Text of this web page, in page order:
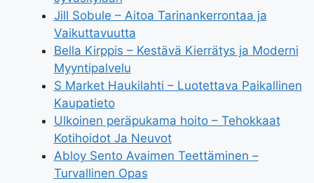
Jill Sobule – Aitoa Tarinankerrontaa ja
Vaikuttavuutta
Bella Kirppis – Kestävä Kierrätys ja Moderni
Myyntipalvelu
S Market Haukilahti – Luotettava Paikallinen
Kaupatieto
Ulkoinen peräpukama hoito – Tehokkaat
Kotihoidot Ja Neuvot
Abloy Sento Avaimen Teettäminen –
Turvallinen Opas